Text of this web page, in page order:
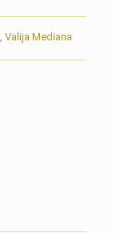
Valija Mediana